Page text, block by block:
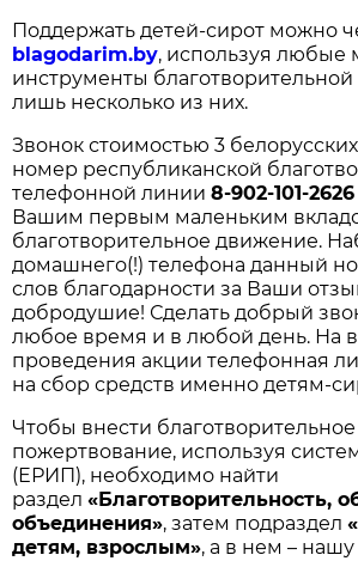
Поддержать детей-сирот можно
blagodarim.by, используя любые
инструменты
лишь несколько из них.
Звонок стоимостью 3
номер республиканской
телефонной линии8-902-101-2626
Вашим первым маленьким
благотворительное движение.
домашнего(!) телефона данный
слов благодарности за Ваши
добродушие! Сделать добрый
любое время и в любой день. На
проведения акции телефонная
на сбор средств именно детям-
Чтобы внести благотворительное
пожертвование, используя
(ЕРИП), необходимо найти
раздел«Благотворительность,
объединения», затем подраздел
детям, взрослым», а в нем – нашу